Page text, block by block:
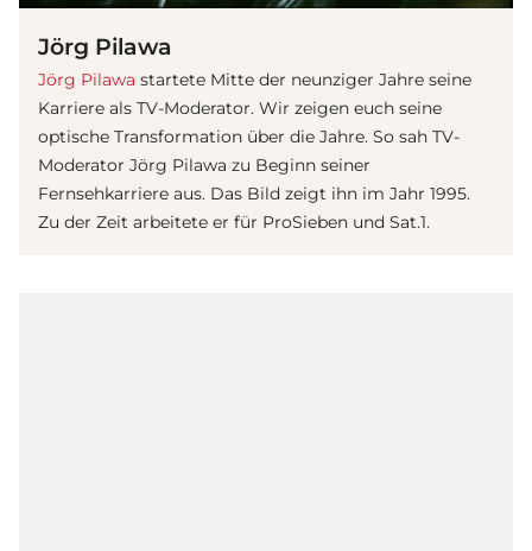
Jörg Pilawa
Jörg Pilawa startete Mitte der neunziger Jahre seine
Karriere als TV-Moderator. Wir zeigen euch seine
optische Transformation über die Jahre. So sah TV-
Moderator Jörg Pilawa zu Beginn seiner
Fernsehkarriere aus. Das Bild zeigt ihn im Jahr 1995.
Zu der Zeit arbeitete er für ProSieben und Sat.1.